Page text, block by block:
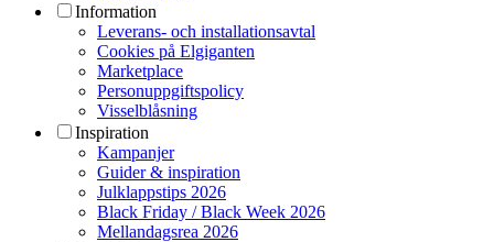
Information
Leverans- och installationsavtal
Cookies på Elgiganten
Marketplace
Personuppgiftspolicy
Visselblåsning
Inspiration
Kampanjer
Guider & inspiration
Julklappstips 2026
Black Friday / Black Week 2026
Mellandagsrea 2026